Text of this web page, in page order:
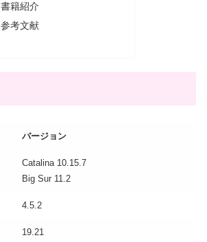
書籍紹介
参考文献
バージョン
Catalina 10.15.7
Big Sur 11.2
4.5.2
19.21